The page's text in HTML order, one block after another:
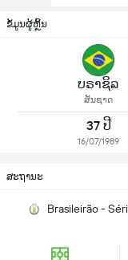
ຂໍ້ມູນຜູ້ຫຼິ້ນ
ບຣາຊິລ
ສັນຊາດ
37 ປີ
16/07/1989
ສະຖານະ
Brasileirão -